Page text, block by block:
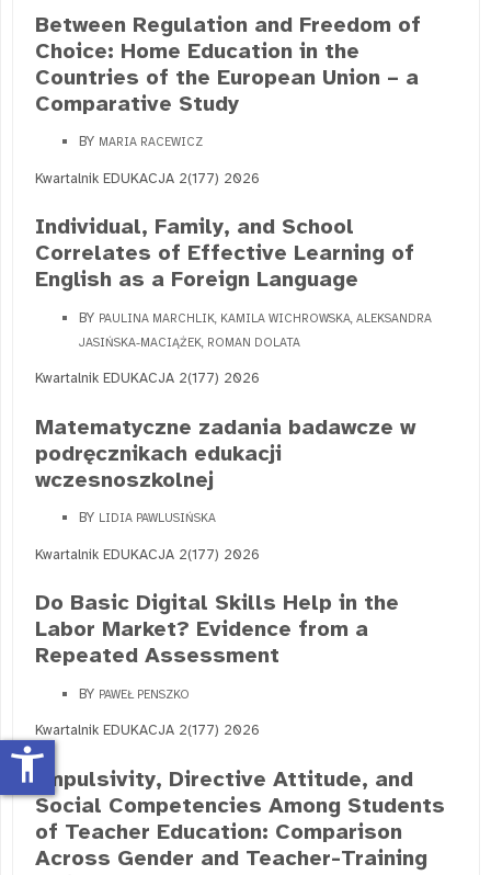
Between Regulation and Freedom of
Choice: Home Education in the
Countries of the European Union – a
Comparative Study
BY MARIA RACEWICZ
Kwartalnik EDUKACJA 2(177) 2026
Individual, Family, and School
Correlates of Effective Learning of
English as a Foreign Language
BY PAULINA MARCHLIK, KAMILA WICHROWSKA, ALEKSANDRA
JASIŃSKA-MACIĄŻEK, ROMAN DOLATA
Kwartalnik EDUKACJA 2(177) 2026
Matematyczne zadania badawcze w
podręcznikach edukacji
wczesnoszkolnej
BY LIDIA PAWLUSIŃSKA
Kwartalnik EDUKACJA 2(177) 2026
Do Basic Digital Skills Help in the
Labor Market? Evidence from a
Repeated Assessment
BY PAWEŁ PENSZKO
Kwartalnik EDUKACJA 2(177) 2026
Impulsivity, Directive Attitude, and
Social Competencies Among Students
of Teacher Education: Comparison
Across Gender and Teacher-Training
accessibility_new